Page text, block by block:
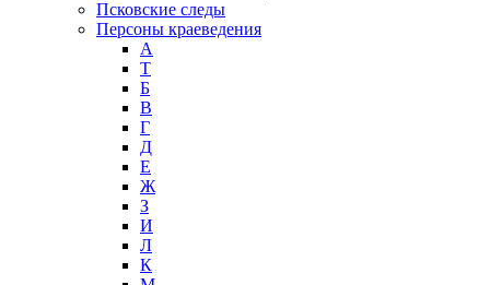
Псковские следы
Персоны краеведения
А
T
Б
В
Г
Д
Е
Ж
З
И
Л
К